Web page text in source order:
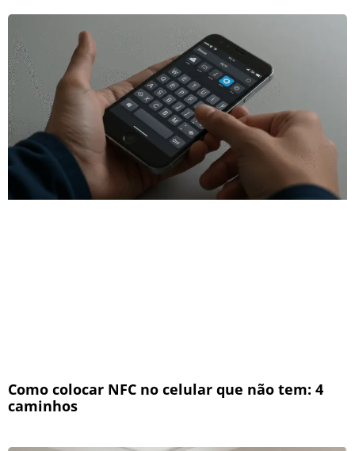
Como colocar NFC no celular que não tem: 4
caminhos